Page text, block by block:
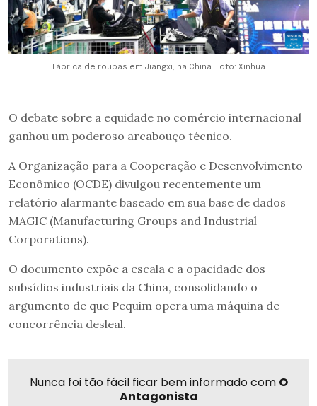
Fábrica de roupas em Jiangxi, na China. Foto: Xinhua
O debate sobre a equidade no comércio internacional
ganhou um poderoso arcabouço técnico.
A Organização para a Cooperação e Desenvolvimento
Econômico (OCDE) divulgou recentemente um
relatório alarmante baseado em sua base de dados
MAGIC (Manufacturing Groups and Industrial
Corporations).
O documento expõe a escala e a opacidade dos
subsídios industriais da China, consolidando o
argumento de que Pequim opera uma máquina de
concorrência desleal.
Nunca foi tão fácil ficar bem informado com O
Antagonista